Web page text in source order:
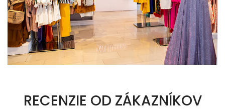
RECENZIE OD ZÁKAZNÍKOV